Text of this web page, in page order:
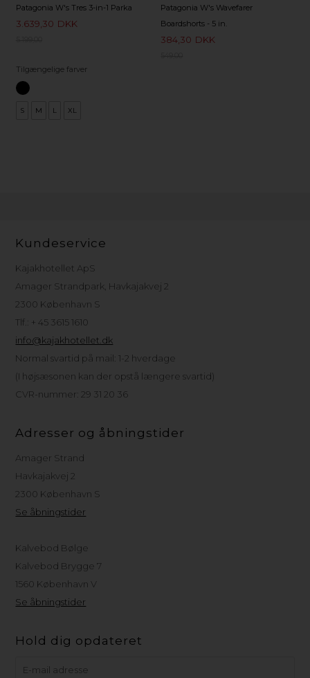
Patagonia W's Tres 3-in-1 Parka
3.639,30 DKK
Tilgængelige farver
S M L XL
Patagonia W's Wavefarer
Boardshorts - 5 in.
384,30 DKK
Kundeservice
Kajakhotellet ApS
Amager Strandpark, Havkajakvej 2
2300 København S
Tlf.: + 45 3615 1610
info@kajakhotellet.dk
Normal svartid på mail: 1-2 hverdage
(I højsæsonen kan der opstå længere svartid)
CVR-nummer: 29 31 20 36
Adresser og åbningstider
Amager Strand
Havkajakvej 2
2300 København S
Se åbningstider
Kalvebod Bølge
Kalvebod Brygge 7
1560 København V
Se åbningstider
Hold dig opdateret